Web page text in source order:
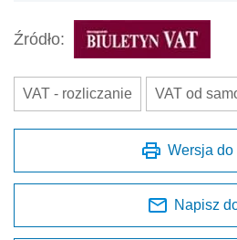
Źródło:
VAT - rozliczanie VAT od
Wersja do
Napisz